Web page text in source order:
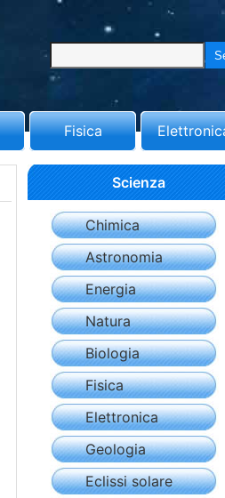
Fisica
Scienza
Chimica
Astronomia
Energia
Natura
Biologia
Fisica
Elettronica
Geologia
Eclissi solare